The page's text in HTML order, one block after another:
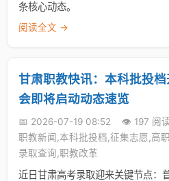
条核心动态。
阅读全文 →
甘肃职教快讯：本科批投
会即将启动动态速览
📅 2026-07-19 08:52 👁️ 197 阅
职教新闻,本科批投档,征集志愿,高
录取查询,职教改革
近日甘肃高考录取迎来关键节点：